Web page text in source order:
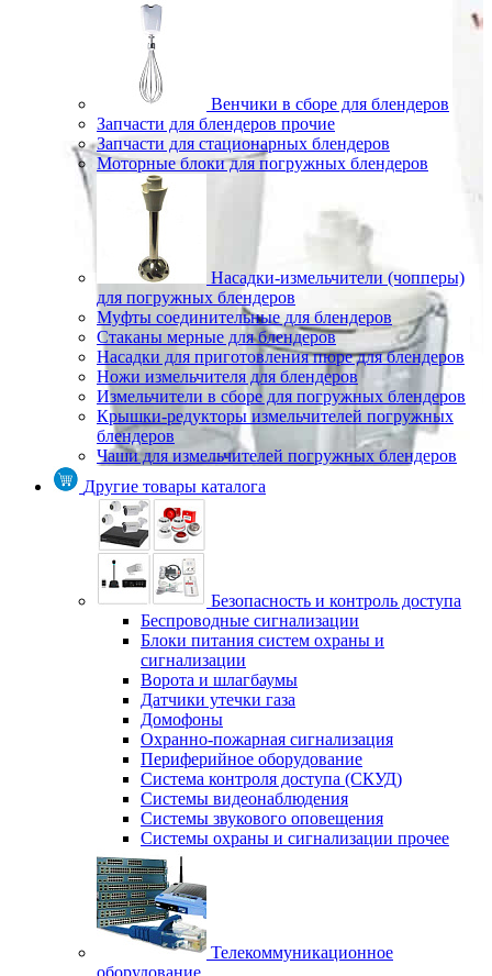
Венчики в сборе для блендеров
Запчасти для блендеров прочие
Запчасти для стационарных блендеров
Моторные блоки для погружных блендеров
Насадки-измельчители (чопперы)
для погружных блендеров
Муфты соединительные для блендеров
Стаканы мерные для блендеров
Насадки для приготовления пюре для блендеров
Ножи измельчителя для блендеров
Измельчители в сборе для погружных блендеров
Крышки-редукторы измельчителей погружных
блендеров
Чаши для измельчителей погружных блендеров
Другие товары каталога
Безопасность и контроль доступа
Беспроводные сигнализации
Блоки питания систем охраны и
сигнализации
Ворота и шлагбаумы
Датчики утечки газа
Домофоны
Охранно-пожарная сигнализация
Периферийное оборудование
Система контроля доступа (СКУД)
Системы видеонаблюдения
Системы звукового оповещения
Системы охраны и сигнализации прочее
Телекоммуникационное
оборудование